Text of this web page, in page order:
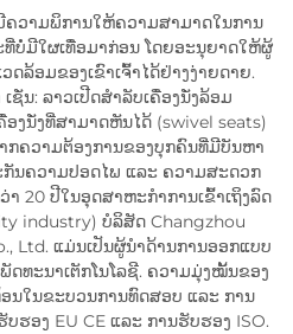
ວາມພິການໃຫ້ຄວາມສາມາດໃນການ
ທີ່ບໍ່ມີໃຜເທື່ອມາກ່ອນ ໂດຍອະນຸຍາດໃຫ້ຜູ້
ດລ້ອມຂອງເຂົາເຈົ້າໄດ້ຢ່າງງ່າຍດາຍ.
ຊັ່ນ: ລາວເປີດສຳລັບເຄື່ອງນັ່ງລ້ອມ
ງນັ່ງທີ່ສາມາດຫັນໄດ້ (swivel seats)
ກຄວາມຕ້ອງການຂອງບຸກຄົນທີ່ມີບັນຫາ
ກັນຄວາມປອດໄພ ແລະ ຄວາມສະດວກ
20 ປີໃນອຸດສາຫະກຳການເຂົ້າເຖິງລົດ
industry) ບໍລິສັດ Changzhou
Ltd. ແມ່ນເປັນຜູ້ນຳດ້ານການອອກແບບ
ທະນາເຕັກໂນໂລຊີ. ຄວາມມຸ່ງໝັ້ນຂອງ
ນໃນຂະບວນການທົດສອບ ແລະ ການ
ຮອງ EU CE ແລະ ການຮັບຮອງ ISO.